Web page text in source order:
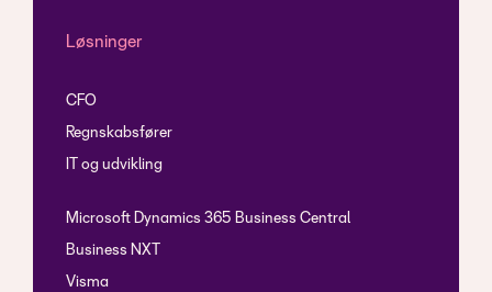
Løsninger
CFO
Regnskabsfører
IT og udvikling
Microsoft Dynamics 365 Business Central
Business NXT
Visma